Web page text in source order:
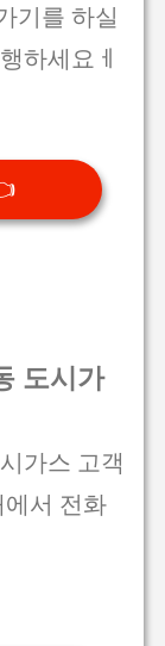
기를 하실
하세요ㅔ
도시가
가스 고객
서 전화